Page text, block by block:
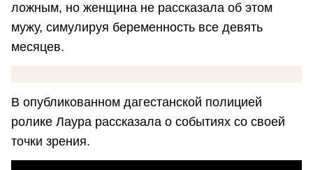
ложным, но женщина не рассказала об этом
мужу, симулируя беременность все девять
месяцев.
В опубликованном дагестанской полицией
ролике Лаура рассказала о событиях со своей
точки зрения.